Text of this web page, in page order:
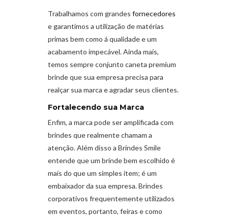
Trabalhamos com grandes fornecedores
e garantimos a utilização de matérias
primas bem como á qualidade e um
acabamento impecável. Ainda mais,
temos sempre conjunto caneta premium
brinde que sua empresa precisa para
realçar sua marca e agradar seus clientes.
Fortalecendo sua Marca
Enfim, a marca pode ser amplificada com
brindes que realmente chamam a
atenção. Além disso a Brindes Smile
entende que um brinde bem escolhido é
mais do que um simples item; é um
embaixador da sua empresa. Brindes
corporativos frequentemente utilizados
em eventos, portanto, feiras e como